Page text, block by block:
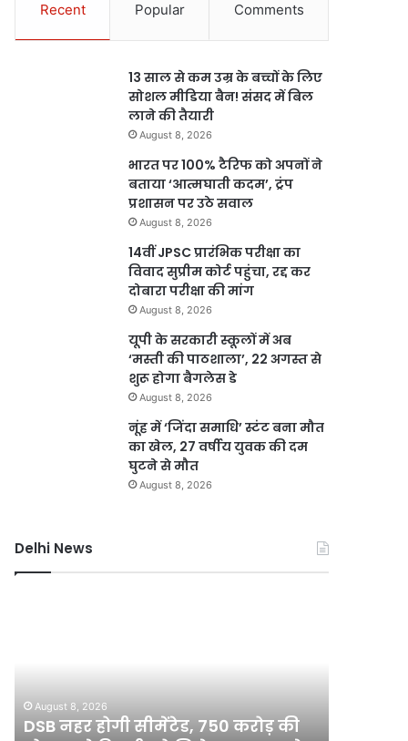
Recent Popular Comments
13 साल से कम उम्र के बच्चों के लिए
सोशल मीडिया बैन! संसद में बिल
लाने की तैयारी
August 8, 2026
भारत पर 100% टैरिफ को अपनों ने
बताया ‘आत्मघाती कदम’, ट्रंप
प्रशासन पर उठे सवाल
August 8, 2026
14वीं JPSC प्रारंभिक परीक्षा का
विवाद सुप्रीम कोर्ट पहुंचा, रद्द कर
दोबारा परीक्षा की मांग
August 8, 2026
यूपी के सरकारी स्कूलों में अब
‘मस्ती की पाठशाला’, 22 अगस्त से
शुरू होगा बैगलेस डे
August 8, 2026
नूंह में ‘जिंदा समाधि’ स्टंट बना मौत
का खेल, 27 वर्षीय युवक की दम
घुटने से मौत
August 8, 2026
Delhi News
की
योजना
August 8, 2026
DSB नहर होगी सीमेंटेड, 750 करोड़ की